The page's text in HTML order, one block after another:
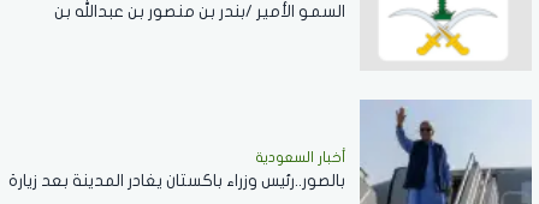
السمو الأمير /بندر بن منصور بن عبدالله بن
أخبار السعودية
بالصور..رئيس وزراء باكستان يغادر المدينة بعد زيارة